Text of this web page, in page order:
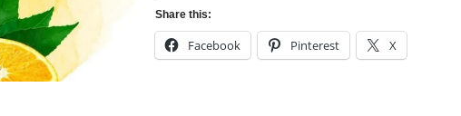
Share this:
Facebook Pinterest X